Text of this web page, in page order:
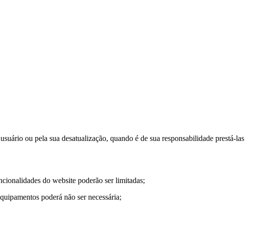
ou pela sua desatualização, quando é de sua responsabilidade prestá-las
do website poderão ser limitadas;
poderá não ser necessária;